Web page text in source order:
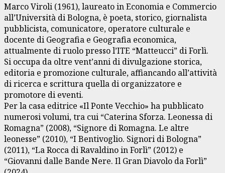
Marco Viroli (1961), laureato in Economia e Commercio
all’Università di Bologna, è poeta, storico, giornalista
pubblicista, comunicatore, operatore culturale e
docente di Geografia e Geografia economica,
attualmente di ruolo presso l’ITE “Matteucci” di Forlì.
Si occupa da oltre vent’anni di divulgazione storica,
editoria e promozione culturale, affiancando all’attività
di ricerca e scrittura quella di organizzatore e
promotore di eventi.
Per la casa editrice «Il Ponte Vecchio» ha pubblicato
numerosi volumi, tra cui “Caterina Sforza. Leonessa di
Romagna” (2008), “Signore di Romagna. Le altre
leonesse” (2010), “I Bentivoglio. Signori di Bologna”
(2011), “La Rocca di Ravaldino in Forlì” (2012) e
“Giovanni dalle Bande Nere. Il Gran Diavolo da Forlì”